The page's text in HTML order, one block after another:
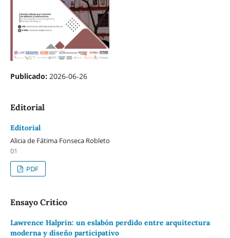
Publicado: 2026-06-26
Editorial
Editorial
Alicia de Fátima Fonseca Robleto
01
PDF
Ensayo Critico
Lawrence Halprin: un eslabón perdido entre arquitectura
moderna y diseño participativo